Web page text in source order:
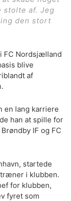
af. Jeg
den stort
FC Nordsjælland
blive
af
en lang karriere
han at spille for
IF og FC
startede
i klubben.
for klubben,
fyret som